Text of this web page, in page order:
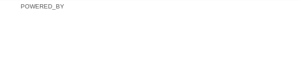
POWERED_BY